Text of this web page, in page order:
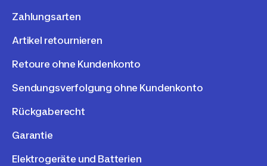
Zahlungsarten
Artikel retournieren
Retoure ohne Kundenkonto
Sendungsverfolgung ohne Kundenkonto
Rückgaberecht
Garantie
Elektrogeräte und Batterien